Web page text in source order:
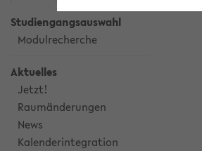
Studiengangsauswahl
Modulrecherche
Aktuelles
Jetzt!
Raumänderungen
News
Kalenderintegration